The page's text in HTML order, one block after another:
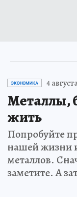
ЭКОНОМИКА 4
Металлы,
жить
Попробуйте
нашей жизни
металлов.
заметите. А